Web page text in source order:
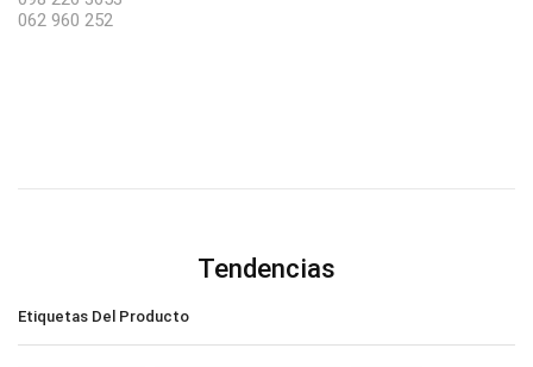
062 960 252
Tendencias
Etiquetas Del Producto